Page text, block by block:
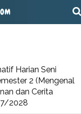
Harian Seni
2 (Mengenal
dan Cerita
2028